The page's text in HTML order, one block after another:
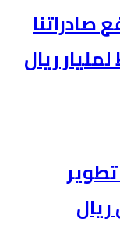
صادراتنا
ريال